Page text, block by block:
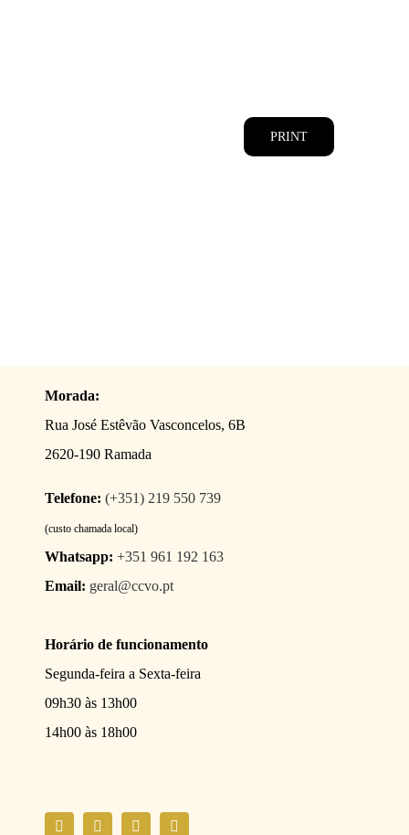
PRINT
Morada:
Rua José Estêvão Vasconcelos, 6B
2620-190 Ramada
Telefone: (+351) 219 550 739
(custo chamada local)
Whatsapp: +351 961 192 163
Email: geral@ccvo.pt
Horário de funcionamento
Segunda-feira a Sexta-feira
09h30 às 13h00
14h00 às 18h00